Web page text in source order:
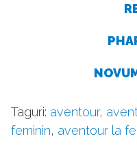
Taguri: aventour,
feminin, aventour la